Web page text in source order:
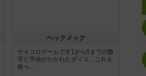
ヘックメック
サイコロゲームです1から5までの数
字と芋虫がかかれたダイス。これを
振っ...